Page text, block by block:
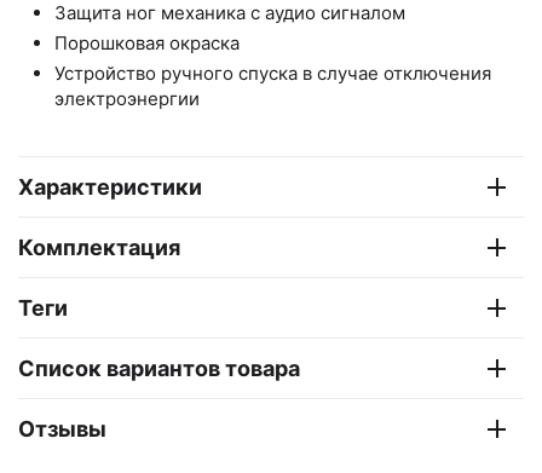
Защита ног механика с аудио сигналом
Порошковая окраска
Устройство ручного спуска в случае отключения
электроэнергии
Характеристики
Комплектация
Теги
Список вариантов товара
Отзывы